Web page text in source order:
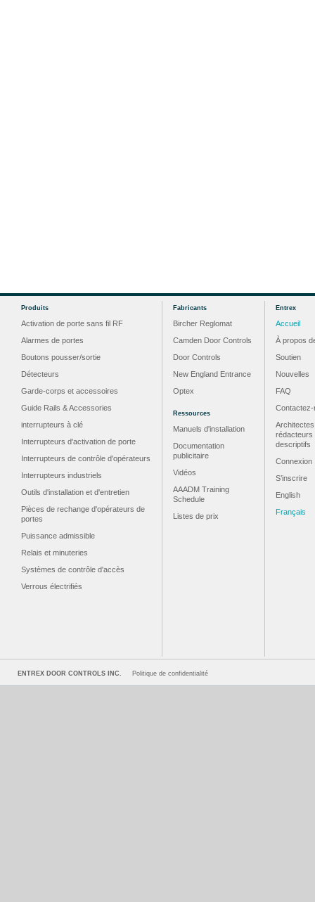
Produits
Activation de porte sans fil RF
Alarmes de portes
Boutons pousser/sortie
Détecteurs
Garde-corps et accessoires
Guide Rails & Accessories
interrupteurs à clé
Interrupteurs d'activation de porte
Interrupteurs de contrôle d'opérateurs
Interrupteurs industriels
Outils d'installation et d'entretien
Pièces de rechange d'opérateurs de
portes
Puissance admissible
Relais et minuteries
Systèmes de contrôle d'accès
Verrous électrifiés
Fabricants
Bircher Reglomat
Camden Door Controls
Door Controls
New England Entrance
Optex
Ressources
Manuels d'installation
Documentation
publicitaire
Vidéos
AAADM Training
Schedule
Listes de prix
Entrex
Accueil
À propos
Soutien
Nouvelles
FAQ
Contactez-
rédacteurs
descriptifs
Connexion
S’inscrire
English
Français
ENTREX DOOR CONTROLS INC. Politique de confidentialité